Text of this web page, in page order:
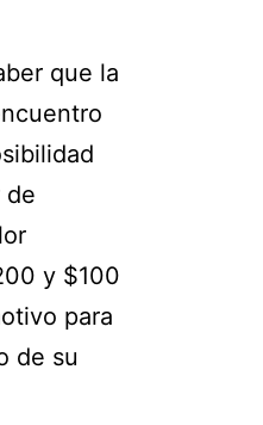
que la
de
y $100
para
de su